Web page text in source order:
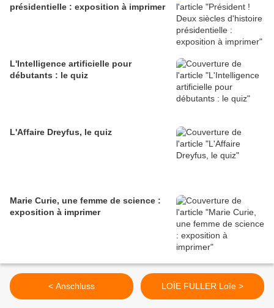
présidentielle : exposition à imprimer
L'Intelligence artificielle pour
débutants : le quiz
L'Affaire Dreyfus, le quiz
Marie Curie, une femme de science :
exposition à imprimer
< Anschluss LOÏE FULLER Loïe >